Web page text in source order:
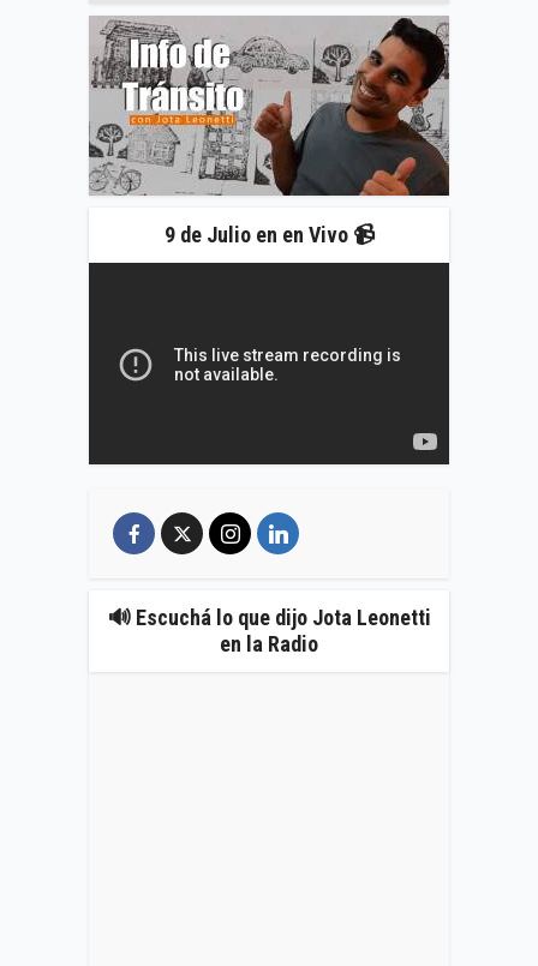
9 de Julio en en Vivo 📹
🔊 Escuchá lo que dijo Jota Leonetti
en la Radio